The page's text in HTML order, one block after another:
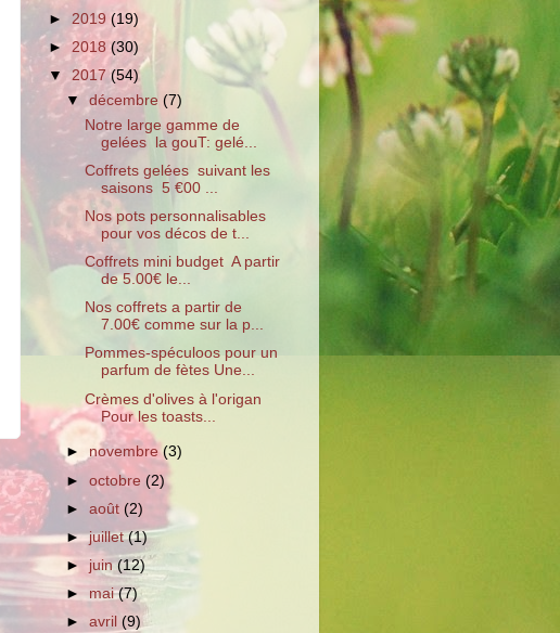
► 2019 (19)
► 2018 (30)
▼ 2017(54)
▼décembre(7)
Notre large gamme de
gelées la gouT: gelé...
Coffrets gelées suivant les
saisons 5 €00 ...
Nos pots personnalisables
pour vos décos de t...
Coffrets mini budget A partir
de 5.00€ le...
Nos coffrets a partir de
7.00€ comme sur la p...
Pommes-spéculoos pour un
parfum de fètes Une...
Crèmes d'olives à l'origan
Pour les toasts...
► novembre(3)
►octobre(2)
►août(2)
►juillet(1)
► juin(12)
► mai(7)
►avril(9)